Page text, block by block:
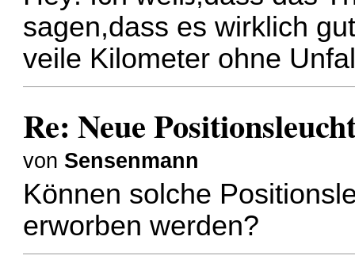
sagen,dass es wirklich
veile Kilometer ohne
Re: Neue
von Sensenmann
Können solche
erworben werden?